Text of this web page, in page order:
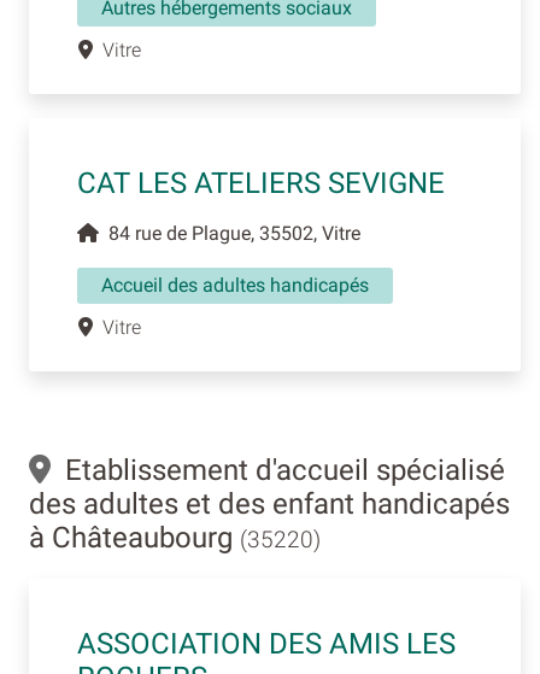
Autres hébergements sociaux
Vitre
CAT LES ATELIERS SEVIGNE
84 rue de Plague, 35502, Vitre
Accueil des adultes handicapés
Vitre
Etablissement d'accueil spécialisé
des adultes et des enfant handicapés
à Châteaubourg (35220)
ASSOCIATION DES AMIS LES